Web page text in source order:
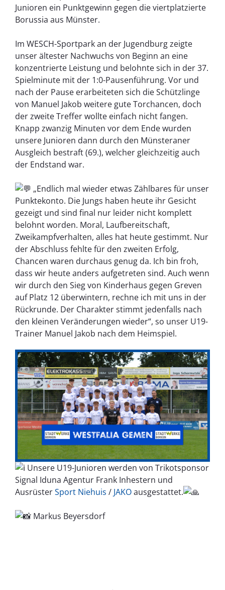
Junioren ein Punktgewinn gegen die viertplatzierte
Borussia aus Münster.
Im WESCH-Sportpark an der Jugendburg zeigte
unser ältester Nachwuchs von Beginn an eine
konzentrierte Leistung und belohnte sich in der 37.
Spielminute mit der 1:0-Pausenführung. Vor und
nach der Pause erarbeiteten sich die Schützlinge
von Manuel Jakob weitere gute Torchancen, doch
der zweite Treffer wollte einfach nicht fangen.
Knapp zwanzig Minuten vor dem Ende wurden
unsere Junioren dann durch den Münsteraner
Ausgleich bestraft (69.), welcher gleichzeitig auch
der Endstand war.
„Endlich mal wieder etwas Zählbares für unser
Punktekonto. Die Jungs haben heute ihr Gesicht
gezeigt und sind final nur leider nicht komplett
belohnt worden. Moral, Laufbereitschaft,
Zweikampfverhalten, alles hat heute gestimmt. Nur
der Abschluss fehlte für den zweiten Erfolg,
Chancen waren durchaus genug da. Ich bin froh,
dass wir heute anders aufgetreten sind. Auch wenn
wir durch den Sieg von Kinderhaus gegen Greven
auf Platz 12 überwintern, rechne ich mit uns in der
Rückrunde. Der Charakter stimmt jedenfalls nach
den kleinen Veränderungen wieder“, so unser U19-
Trainer Manuel Jakob nach dem Heimspiel.
Unsere U19-Junioren werden von Trikotsponsor
Signal Iduna Agentur Frank Inhestern und
AusrüsterSport Niehuis / JAKOausgestattet.
Markus Beyersdorf